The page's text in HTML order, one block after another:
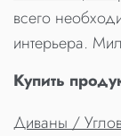
всего
интерьера.
Купить
Диваны /